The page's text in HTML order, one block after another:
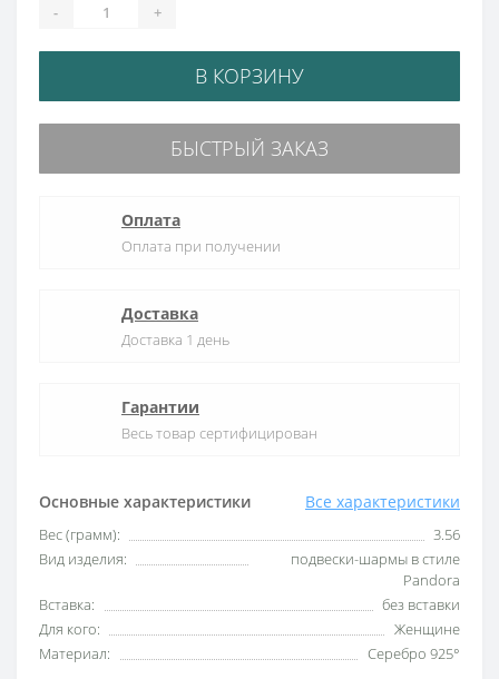
Основные характеристики Все характеристики
Вес (грамм):
3.56
Вид изделия:
подвески-шармы в стиле
Pandora
Вставка:
без вставки
Для кого:
Женщине
Материал:
Серебро 925°
- +
В КОРЗИНУ
БЫСТРЫЙ ЗАКАЗ
Оплата
Оплата при получении
Доставка
Доставка 1 день
Гарантии
Весь товар сертифицирован